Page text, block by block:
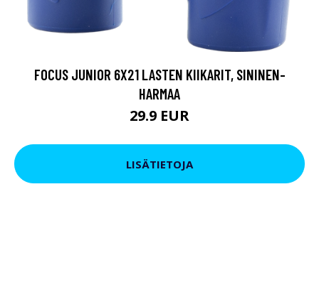
FOCUS JUNIOR 6X21 LASTEN KIIKARIT, SININEN-
HARMAA
29.9 EUR
LISÄTIETOJA